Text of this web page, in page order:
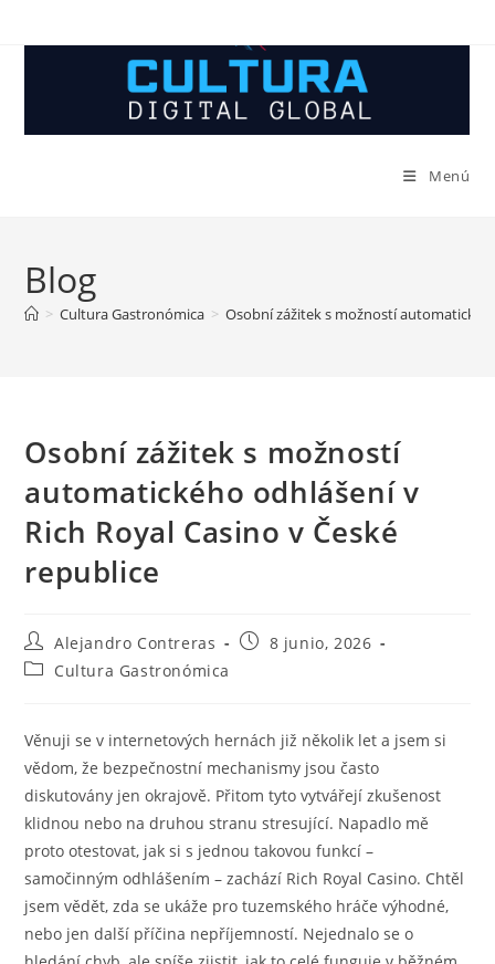
Menú
Blog
> Cultura Gastronómica > Osobní zážitek s možností
Osobní zážitek s možností
automatického odhlášení v
Rich Royal Casino v České
republice
Autor
de
la
Alejandro Contreras
Entrada8 junio, 2026
Categoría
entrada:
Cultura Gastronómica
Věnuji se v internetových hernách již několik let a jsem si
vědom, že bezpečnostní mechanismy jsou často
diskutovány jen okrajově. Přitom tyto vytvářejí zkušenost
klidnou nebo na druhou stranu stresující. Napadlo mě
proto otestovat, jak si s jednou takovou funkcí –
samočinným odhlášením – zachází Rich Royal Casino. Chtěl
jsem vědět, zda se ukáže pro tuzemského hráče výhodné,
nebo jen další příčina nepříjemností. Nejednalo se o